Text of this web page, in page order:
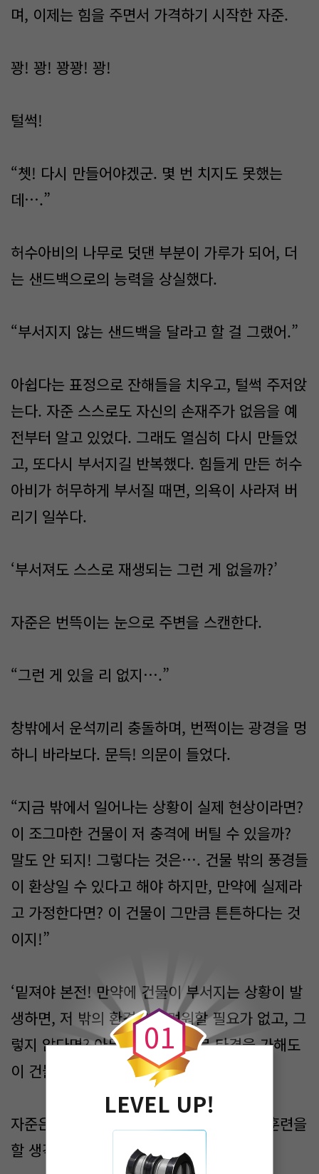
며, 이제는 힘을 주면서 가격하기 시작한 자준.
꽝! 꽝! 꽝꽝! 꽝!
털썩!
“쳇! 다시 만들어야겠군. 몇 번 치지도 못했는
데….”
허수아비의 나무로 덧댄 부분이 가루가 되어, 더
는 샌드백으로의 능력을 상실했다.
“부서지지 않는 샌드백을 달라고 할 걸 그랬어.”
아쉽다는 표정으로 잔해들을 치우고, 털썩 주저앉
는다. 자준 스스로도 자신의 손재주가 없음을 예
전부터 알고 있었다. 그래도 열심히 다시 만들었
고, 또다시 부서지길 반복했다. 힘들게 만든 허수
아비가 허무하게 부서질 때면, 의욕이 사라져 버
리기 일쑤다.
‘부서져도 스스로 재생되는 그런 게 없을까?’
자준은 번뜩이는 눈으로 주변을 스캔한다.
“그런 게 있을 리 없지….”
창밖에서 운석끼리 충돌하며, 번쩍이는 광경을 멍
하니 바라보다. 문득! 의문이 들었다.
“지금 밖에서 일어나는 상황이 실제 현상이라면?
이 조그마한 건물이 저 충격에 버틸 수 있을까?
말도 안 되지! 그렇다는 것은…. 건물 밖의 풍경들
이 환상일 수 있다고 해야 하지만, 만약에 실제라
고 가정한다면? 이 건물이 그만큼 튼튼하다는 것
이지!”
‘밑져야 본전! 만약에 건물이 부서지는 상황이 발
생하면, 저 밖의 환경을 두려워할 필요가 없고, 그
렇지 않다면? 아무리 강한 힘으로 타격을 가해도
이 건물은 멀쩡하겠지?’
자준은 허수아비 대신 건물 기둥을 가지고 훈련을
할 생각을 한다.
0
0
1
LEVEL UP!